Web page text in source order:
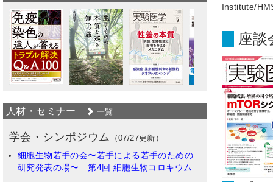
Institute/
座
人材・セミナー 一覧
学会・シンポジウム （07/27更新）
細胞生物若手の会〜若手による若手のための
研究発表の場〜 第4回 細胞生物コロキウム